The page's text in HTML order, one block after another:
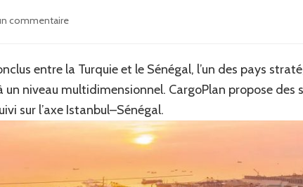
commentairesur
Turquie
Sénégal
:
Nouveaux
Rôle
de
entre la Turquie et le Sénégal, l’un des pays
un niveau multidimensionnel. CargoPlan propose
sur l’axe Istanbul–Sénégal.